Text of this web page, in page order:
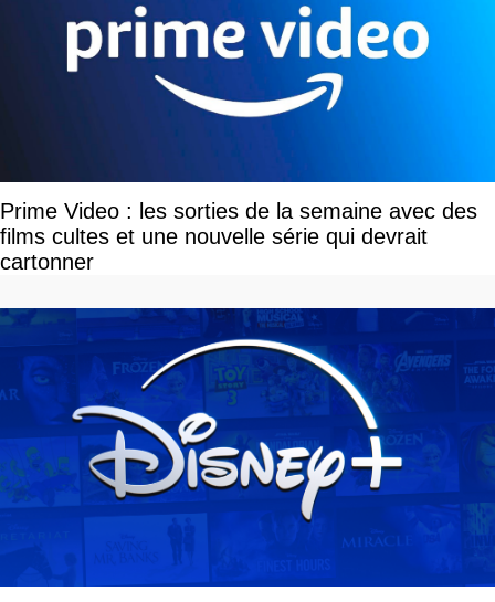
Prime Video : les sorties de la semaine avec des
films cultes et une nouvelle série qui devrait
cartonner